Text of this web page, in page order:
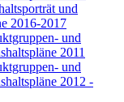
und
2016-2017
und
2011
und
2012 -